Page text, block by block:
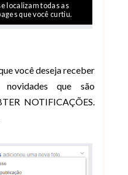
localizam todas as
que você curtiu.
você deseja receber
que são
NOTIFICAÇÕES.